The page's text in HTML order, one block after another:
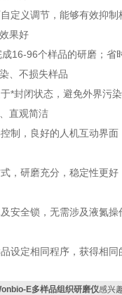
定义调节，能够有效抑制
果好
16-96个样品的研磨；省
、不损失样品
*封闭状态，避免外界污
直观简洁
制，良好的人机互动界面
，研磨充分，稳定性更好
安全锁，无需涉及液氮操
设定相同程序，获得相
E多样品组织研磨仪感兴